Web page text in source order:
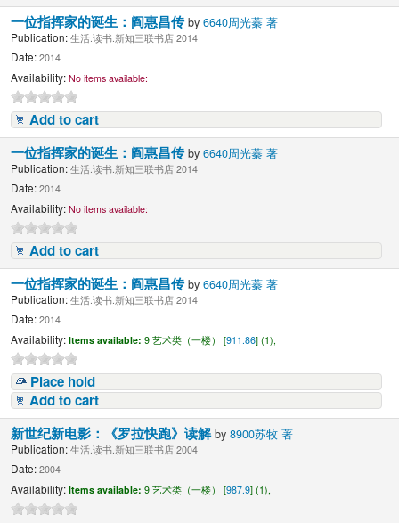
一位指挥家的诞生：阎惠昌传by6640周光蓁 著
Publication: 生活.读书.新知三联书店 2014
Date: 2014
Availability: No items available:
Add to cart
一位指挥家的诞生：阎惠昌传by6640周光蓁 著
Publication: 生活.读书.新知三联书店 2014
Date: 2014
Availability: No items available:
Add to cart
一位指挥家的诞生：阎惠昌传by6640周光蓁 著
Publication: 生活.读书.新知三联书店 2014
Date: 2014
Availability: Items available: 9 艺术类（一楼） [911.86] (1),
Place hold
Add to cart
新世纪新电影：《罗拉快跑》读解by8900苏牧 著
Publication: 生活.读书.新知三联书店 2004
Date: 2004
Availability: Items available: 9 艺术类（一楼） [987.9] (1),